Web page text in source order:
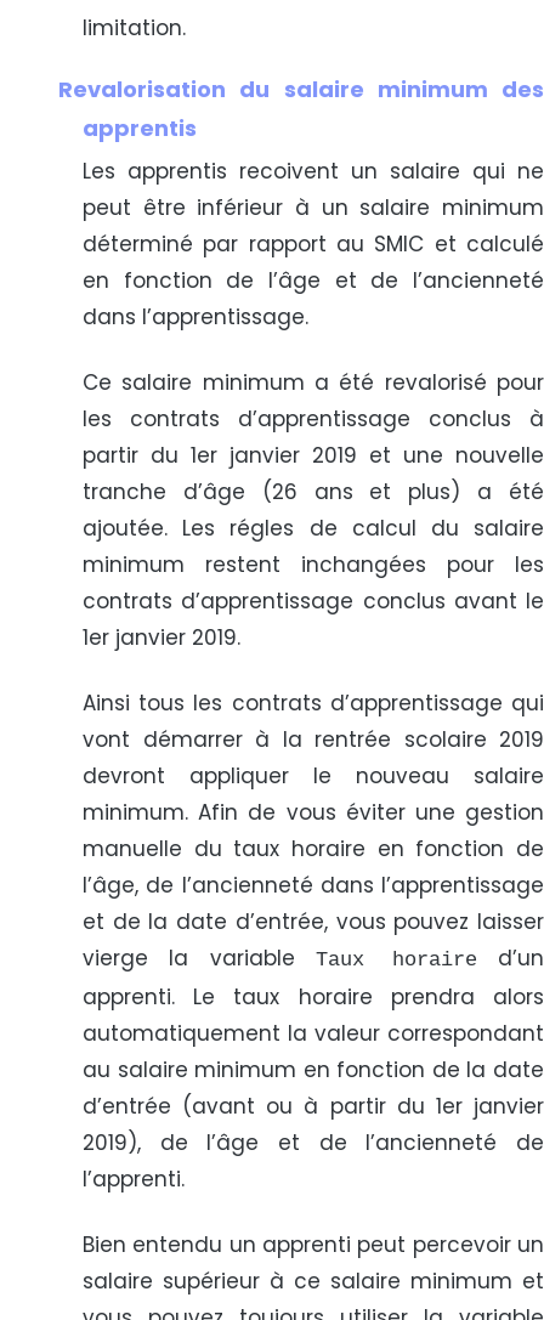
limitation.
Revalorisation du salaire minimum des
apprentis
Les apprentis recoivent un salaire qui ne
peut être inférieur à un salaire minimum
déterminé par rapport au SMIC et calculé
en fonction de l’âge et de l’ancienneté
dans l’apprentissage.
Ce salaire minimum a été revalorisé pour
les contrats d’apprentissage conclus à
partir du 1er janvier 2019 et une nouvelle
tranche d’âge (26 ans et plus) a été
ajoutée. Les régles de calcul du salaire
minimum restent inchangées pour les
contrats d’apprentissage conclus avant le
1er janvier 2019.
Ainsi tous les contrats d’apprentissage qui
vont démarrer à la rentrée scolaire 2019
devront appliquer le nouveau salaire
minimum. Afin de vous éviter une gestion
manuelle du taux horaire en fonction de
l’âge, de l’ancienneté dans l’apprentissage
et de la date d’entrée, vous pouvez laisser
vierge la variableTaux horaire
d’un
apprenti. Le taux horaire prendra alors
automatiquement la valeur correspondant
au salaire minimum en fonction de la date
d’entrée (avant ou à partir du 1er janvier
2019), de l’âge et de l’ancienneté de
l’apprenti.
Bien entendu un apprenti peut percevoir un
salaire supérieur à ce salaire minimum et